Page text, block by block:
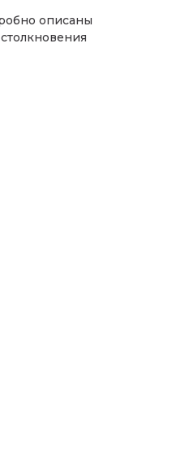
описаны